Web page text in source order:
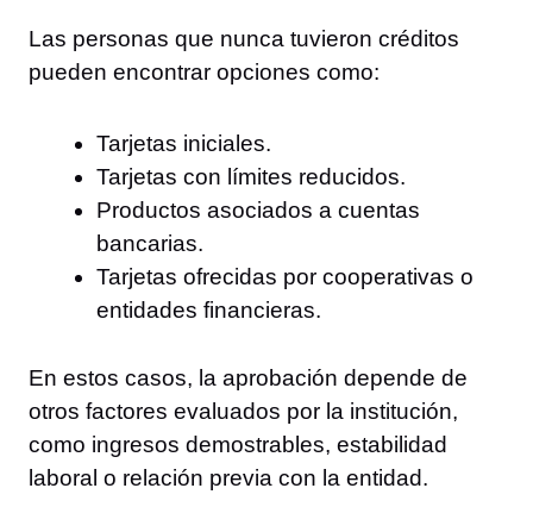
Las personas que nunca tuvieron créditos
pueden encontrar opciones como:
Tarjetas iniciales.
Tarjetas con límites reducidos.
Productos asociados a cuentas
bancarias.
Tarjetas ofrecidas por cooperativas o
entidades financieras.
En estos casos, la aprobación depende de
otros factores evaluados por la institución,
como ingresos demostrables, estabilidad
laboral o relación previa con la entidad.